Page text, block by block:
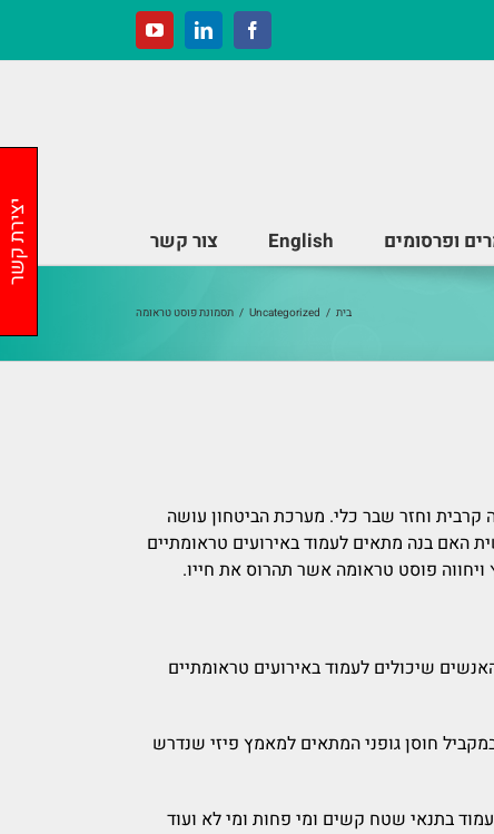
Facebook
LinkedIn
YouTube
ופרסומים English צור קשר
בית /
Uncategorized
/ תסמונת פוסט טראומה
קרבית וחזר שבר כלי. מערכת הביטחון עושה
האם בנה מתאים לעמוד באירועים טראומתיים
פוסט טראומה אשר תהרוס את חייו.
שיכולים לעמוד באירועים טראומתיים
חוסן גופני המתאים למאמץ פיזי שנדרש
בתנאי שטח קשים ומי פחות ומי לא ועוד
יצירת קשר